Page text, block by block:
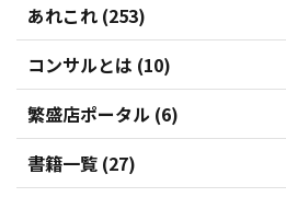
あれこれ (253)
コンサルとは (10)
繁盛店ポータル (6)
書籍一覧 (27)